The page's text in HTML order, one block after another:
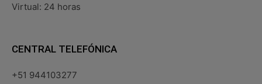
Virtual: 24 horas
CENTRAL TELEFÓNICA
+51 944103277